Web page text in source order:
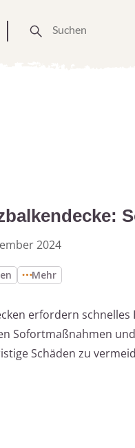
2024
Mehr
erfordern schnelles
Sofortmaßnahmen
Schäden zu